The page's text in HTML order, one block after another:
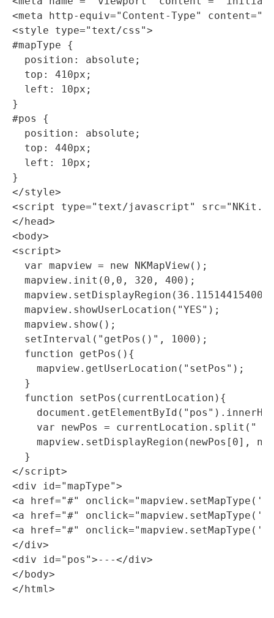
<meta http-equiv="Content-Type" content=
<style type="text/css">
#mapType {
position: absolute;
top: 410px;
left: 10px;
}
#pos {
position: absolute;
top: 440px;
left: 10px;
</style>
<script type="text/javascript" src=
</head>
<body>
<script>
var mapview = new NKMapView();
mapview.init(0,0, 320, 400);
mapview.showUserLocation("YES");
mapview.show();
setInterval("getPos()", 1000);
function getPos(){
mapview.getUserLocation("setPos");
}
function setPos(currentLocation){
var newPos = currentLocation.split("
mapview.setDisplayRegion(newPos[0],
</script>
<div id="mapType">
<a href="#" onclick=
<a href="#" onclick=
<a href="#" onclick=
</div>
<div id="pos">---</div>
</body>
</html>